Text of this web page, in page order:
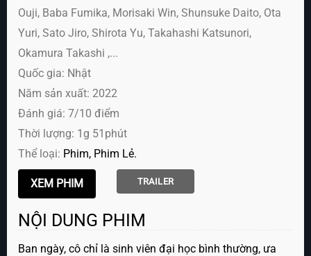
Ouji, Baba Fumika, Morisaki Win, Shunsuke Daito, Ota
Yuri, Sato Jiro, Shirota Yu, Takahashi Katsunori,
Okamura Takashi ,...
Quốc gia: Nhật
Năm sản xuất: 2022
Đánh giá: 7/10 điểm
Thời lượng: 1g 51phút
Thể loại: Phim Phim Lẻ
TRAILER
NỘI DUNG PHIM
Ban ngày, cô chỉ là sinh viên đại học bình thường, ưa